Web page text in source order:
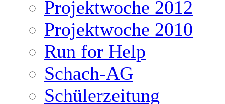
Projektwoche 2012
Projektwoche 2010
Run for Help
Schach-AG
Schülerzeitung